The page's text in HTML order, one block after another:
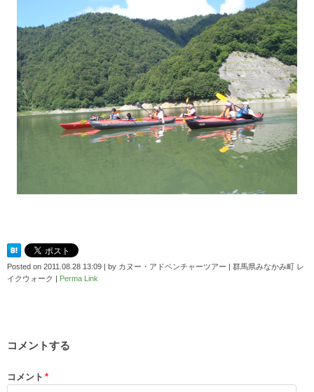
Posted on 2011.08.28 13:09 | by カヌー・アドベンチャーツアー | 群馬県みなかみ町 レ
イクウォーク | Perma Link
コメントする
コメント *